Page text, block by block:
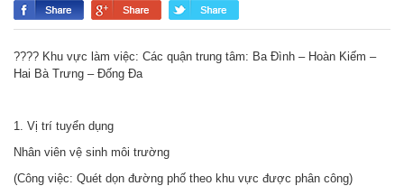
???? Khu vực làm việc: Các quận trung tâm: Ba Đình – Hoàn Kiếm –
Hai Bà Trưng – Đống Đa
1. Vị trí tuyển dụng
Nhân viên vệ sinh môi trường
(Công việc: Quét dọn đường phố theo khu vực được phân công)